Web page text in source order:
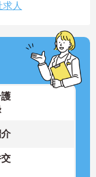
人